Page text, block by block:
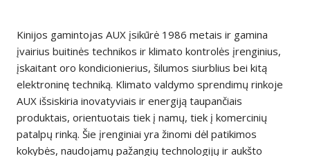
Kinijos gamintojas AUX įsikūrė 1986 metais ir gamina
įvairius buitinės technikos ir klimato kontrolės įrenginius,
įskaitant oro kondicionierius, šilumos siurblius bei kitą
elektroninę techniką. Klimato valdymo sprendimų rinkoje
AUX išsiskiria inovatyviais ir energiją taupančiais
produktais, orientuotais tiek į namų, tiek į komercinių
patalpų rinką. Šie įrenginiai yra žinomi dėl patikimos
kokybės, naudojamų pažangių technologijų ir aukšto